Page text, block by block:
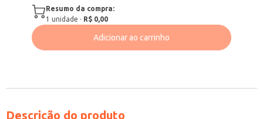
Resumo da compra:
1 unidade · R$ 0,00
Adicionar ao carrinho
Descrição do produto